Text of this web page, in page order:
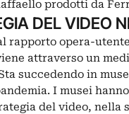
prodotti da
DEL VIDEO
rapporto opera-
attraverso un
succedendo in
I musei
del video, nella